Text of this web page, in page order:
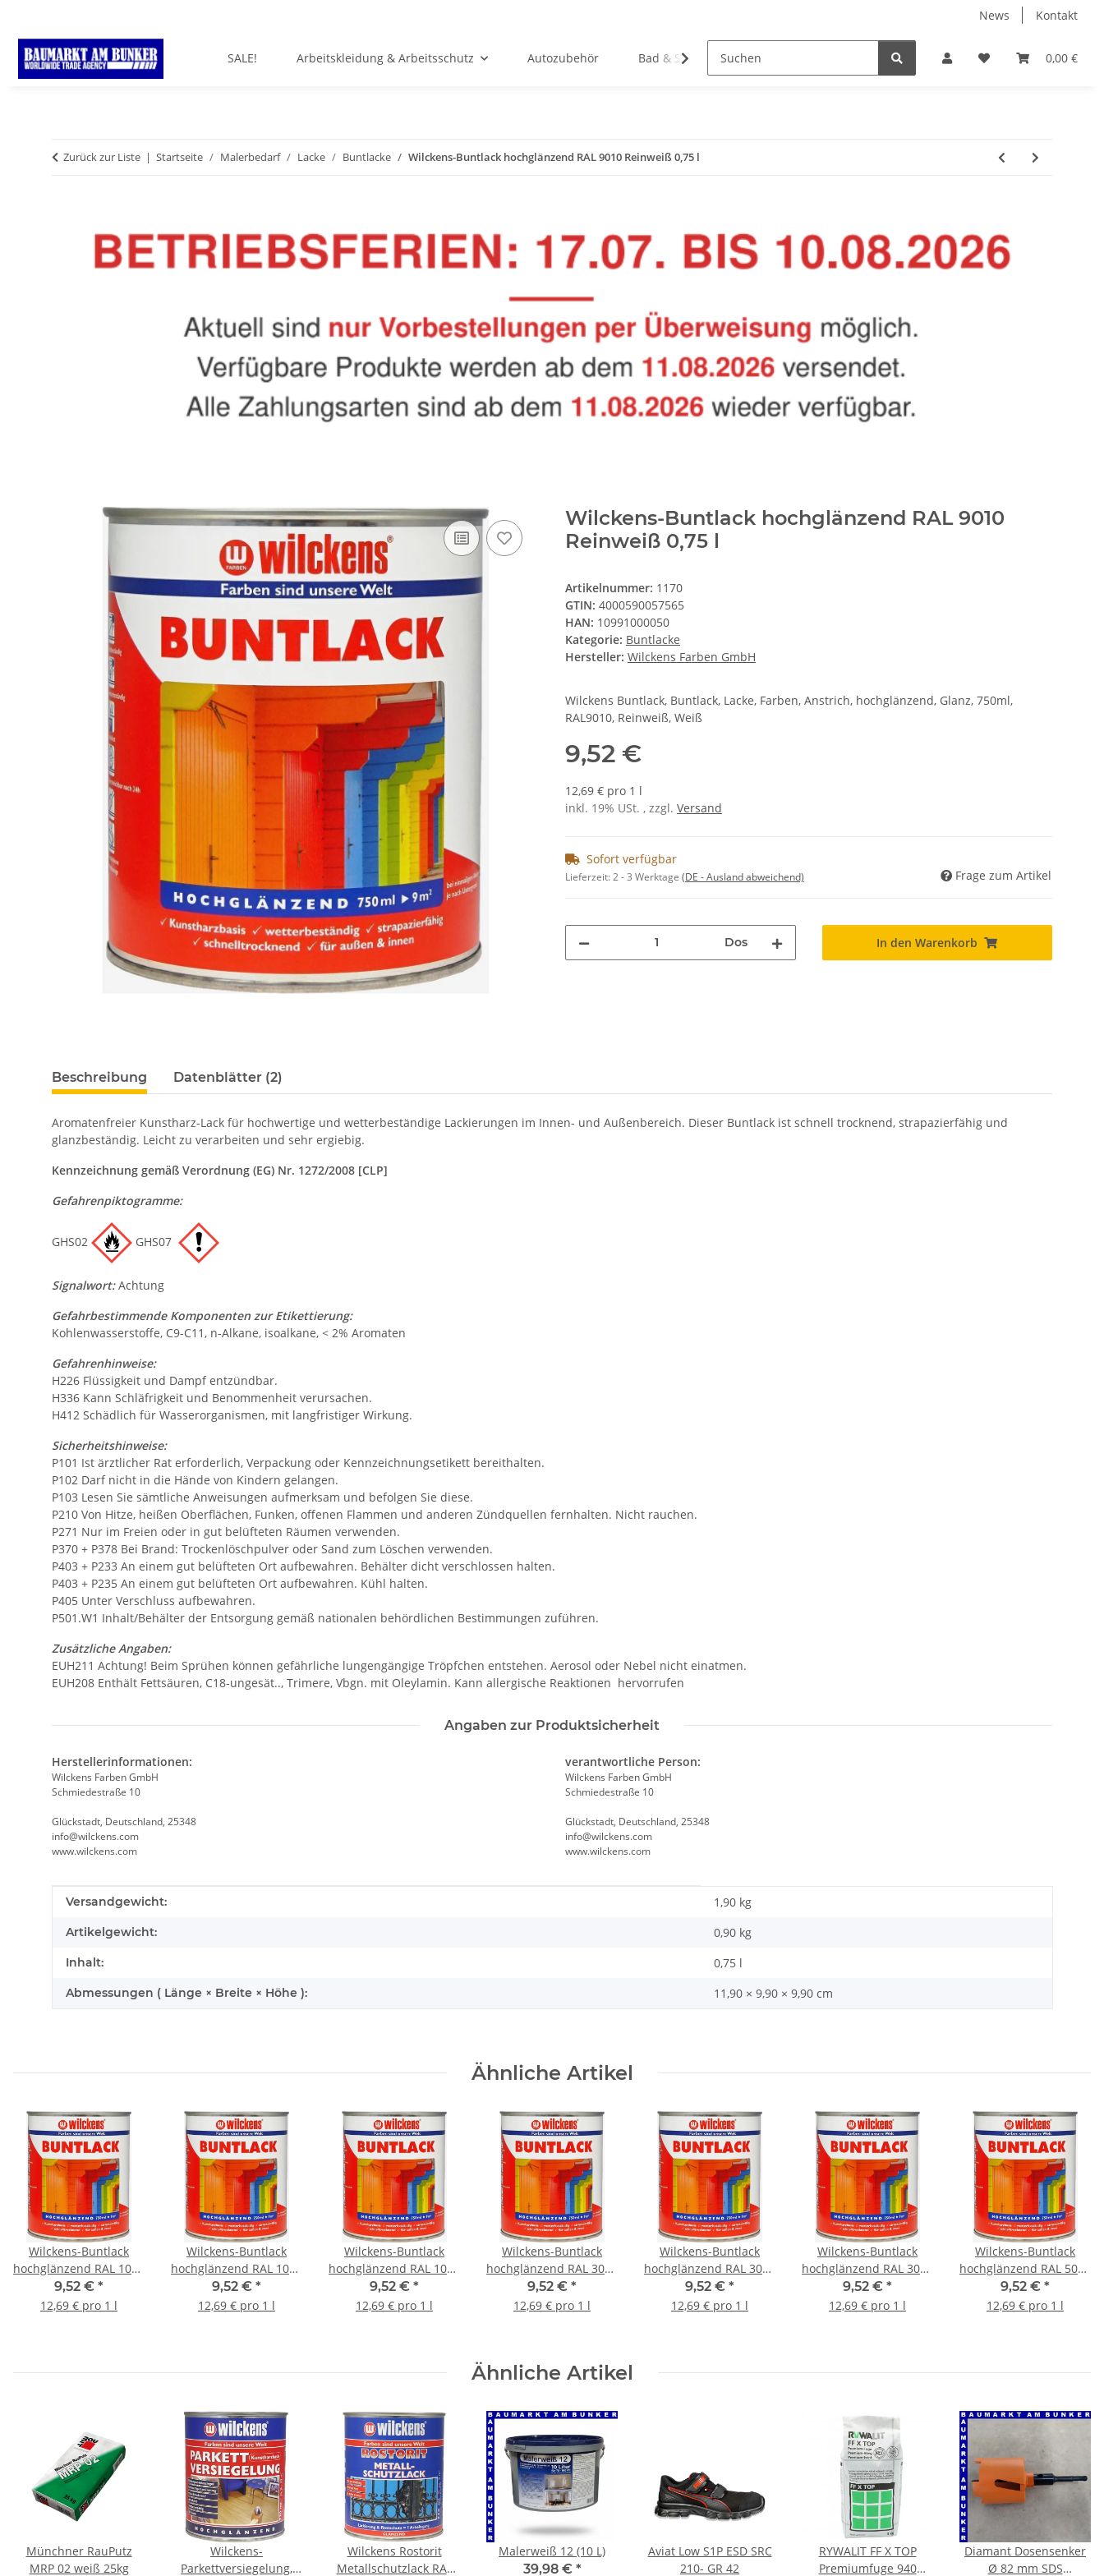
News Kontakt
0,00 €
SALE! Arbeitskleidung & Arbeitsschutz Autozubehör Bad & Sanitär Belüftung & Entlüftung
Zurück zur Liste Startseite Malerbedarf Lacke Buntlacke Wilckens-Buntlack hochglänzend RAL 9010 Reinweiß 0,75 l
Wilckens-Buntlack hochglänzend RAL 9010
Reinweiß 0,75 l
Artikelnummer: 1170
GTIN: 4000590057565
HAN: 10991000050
Kategorie: Buntlacke
Hersteller: Wilckens Farben GmbH
Wilckens Buntlack, Buntlack, Lacke, Farben, Anstrich, hochglänzend, Glanz, 750ml,
RAL9010, Reinweiß, Weiß
9,52 €
12,69 € pro 1 l
inkl. 19% USt. , zzgl. Versand
Sofort verfügbar
Lieferzeit:2 - 3 Werktage (DE - Ausland abweichend) Frage zum Artikel
Dos In den Warenkorb
Beschreibung Datenblätter (2)
Aromatenfreier Kunstharz-Lack für hochwertige und wetterbeständige Lackierungen im Innen- und Außenbereich. Dieser Buntlack ist schnell trocknend, strapazierfähig und
glanzbeständig. Leicht zu verarbeiten und sehr ergiebig.
Kennzeichnung gemäß Verordnung (EG) Nr. 1272/2008 [CLP]
Gefahrenpiktogramme:
GHS02 GHS07
Signalwort:Achtung
Gefahrbestimmende Komponenten zur Etikettierung:
Kohlenwasserstoffe, C9-C11, n-Alkane, isoalkane, < 2% Aromaten
Gefahrenhinweise:
H226 Flüssigkeit und Dampf entzündbar.
H336 Kann Schläfrigkeit und Benommenheit verursachen.
H412 Schädlich für Wasserorganismen, mit langfristiger Wirkung.
Sicherheitshinweise:
P101 Ist ärztlicher Rat erforderlich, Verpackung oder Kennzeichnungsetikett bereithalten.
P102 Darf nicht in die Hände von Kindern gelangen.
P103 Lesen Sie sämtliche Anweisungen aufmerksam und befolgen Sie diese.
P210 Von Hitze, heißen Oberflächen, Funken, offenen Flammen und anderen Zündquellen fernhalten. Nicht rauchen.
P271 Nur im Freien oder in gut belüfteten Räumen verwenden.
P370 + P378 Bei Brand: Trockenlöschpulver oder Sand zum Löschen verwenden.
P403 + P233 An einem gut belüfteten Ort aufbewahren. Behälter dicht verschlossen halten.
P403 + P235 An einem gut belüfteten Ort aufbewahren. Kühl halten.
P405 Unter Verschluss aufbewahren.
P501.W1 Inhalt/Behälter der Entsorgung gemäß nationalen behördlichen Bestimmungen zuführen.
Zusätzliche Angaben:
EUH211 Achtung! Beim Sprühen können gefährliche lungengängige Tröpfchen entstehen. Aerosol oder Nebel nicht einatmen.
EUH208 Enthält Fettsäuren, C18-ungesät.., Trimere, Vbgn. mit Oleylamin. Kann allergische Reaktionen hervorrufen
Angaben zur Produktsicherheit
Herstellerinformationen:
Wilckens Farben GmbH
Schmiedestraße 10
Glückstadt, Deutschland, 25348
info@wilckens.com
www.wilckens.com
verantwortliche Person:
Wilckens Farben GmbH
Schmiedestraße 10
Glückstadt, Deutschland, 25348
info@wilckens.com
www.wilckens.com
Produkteigenschaft
Wert
Versandgewicht: 1,90 kg
Artikelgewicht: 0,90 kg
Inhalt: 0,75 l
Abmessungen ( Länge × Breite × Höhe ): 11,90 × 9,90 × 9,90 cm
Ähnliche Artikel
Wilckens-Buntlack
hochglänzend RAL 1001
Beige 0,75 l
9,52 € *
12,69 € pro 1 l
Wilckens-Buntlack
hochglänzend RAL 1015
Hellelfenbein 0,75 l
9,52 € *
12,69 € pro 1 l
Wilckens-Buntlack
hochglänzend RAL 1021
Rapsgelb 0,75 l
9,52 € *
12,69 € pro 1 l
Wilckens-Buntlack
hochglänzend RAL 3000
Feuerrot 0,75 l
9,52 € *
12,69 € pro 1 l
Wilckens-Buntlack
hochglänzend RAL 3003
Rubinrot 0,75 l
9,52 € *
12,69 € pro 1 l
Wilckens-Buntlack
hochglänzend RAL 3009
Oxidrot 0,75 l
9,52 € *
12,69 € pro 1 l
Wilckens-Buntlack
hochglänzend RAL 5010
Enzianblau 0,75 l
9,52 € *
12,69 € pro 1 l
Ähnliche Artikel
Münchner RauPutz
MRP 02 weiß 25kg
Wilckens-
Parkettversiegelung,
Wilckens Rostorit
Metallschutzlack RAL
Malerweiß 12 (10 L)
39,98 € *
Aviat Low S1P ESD SRC
210- GR 42
RYWALIT FF X TOP
Premiumfuge 940
Diamant Dosensenker
Ø 82 mm SDS